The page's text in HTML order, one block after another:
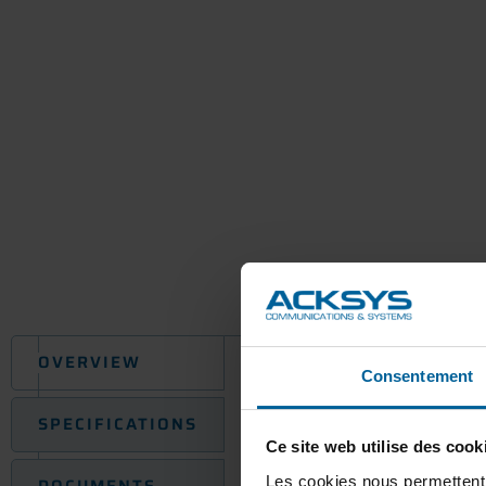
Consentement
Ce site web utilise des
Les cookies nous
OVERVIEW
SPECIFICATIONS
Ultra lock waterproof 4-